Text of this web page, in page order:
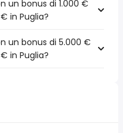
un bonus di 1.000 €
in Puglia?
un bonus di 5.000 €
in Puglia?